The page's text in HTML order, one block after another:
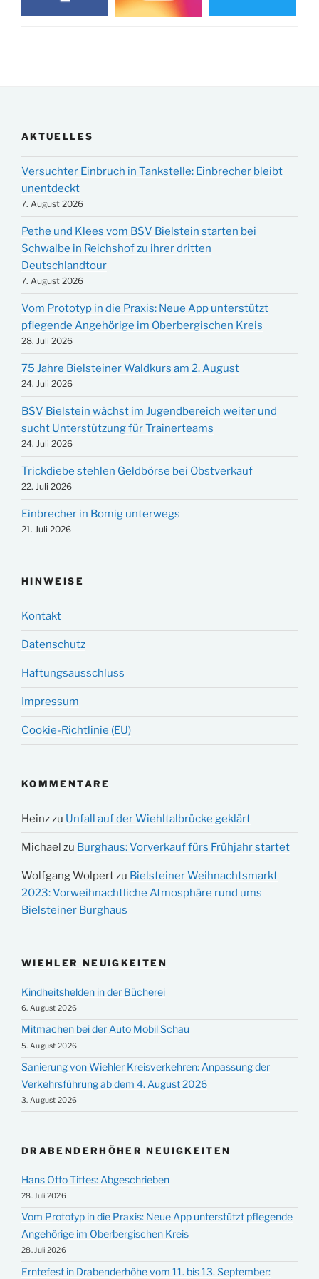
AKTUELLES
Versuchter Einbruch in Tankstelle: Einbrecher bleibt
unentdeckt
7. August 2026
Pethe und Klees vom BSV Bielstein starten bei
Schwalbe in Reichshof zu ihrer dritten
Deutschlandtour
7. August 2026
Vom Prototyp in die Praxis: Neue App unterstützt
pflegende Angehörige im Oberbergischen Kreis
28. Juli 2026
75 Jahre Bielsteiner Waldkurs am 2. August
24. Juli 2026
BSV Bielstein wächst im Jugendbereich weiter und
sucht Unterstützung für Trainerteams
24. Juli 2026
Trickdiebe stehlen Geldbörse bei Obstverkauf
22. Juli 2026
Einbrecher in Bomig unterwegs
21. Juli 2026
HINWEISE
Kontakt
Datenschutz
Haftungsausschluss
Impressum
Cookie-Richtlinie (EU)
KOMMENTARE
Heinzzu Unfall auf der Wiehltalbrücke geklärt
Michael zu Burghaus: Vorverkauf fürs Frühjahr startet
Wolfgang Wolpertzu Bielsteiner Weihnachtsmarkt
2023: Vorweihnachtliche Atmosphäre rund ums
Bielsteiner Burghaus
WIEHLER NEUIGKEITEN
Kindheitshelden in der Bücherei
6. August 2026
Mitmachen bei der Auto Mobil Schau
5. August 2026
Sanierung von Wiehler Kreisverkehren: Anpassung der
Verkehrsführung ab dem 4. August 2026
3. August 2026
DRABENDERHÖHER NEUIGKEITEN
Hans Otto Tittes: Abgeschrieben
28. Juli 2026
Vom Prototyp in die Praxis: Neue App unterstützt pflegende
Angehörige im Oberbergischen Kreis
28. Juli 2026
Erntefest in Drabenderhöhe vom 11. bis 13. September: